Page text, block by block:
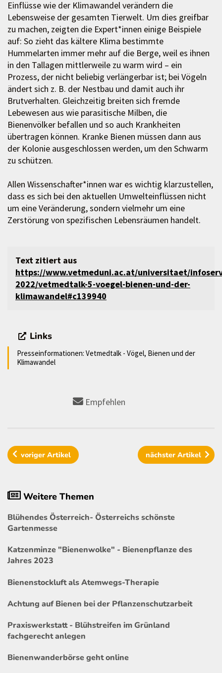
Einflüsse wie der Klimawandel verändern die
Lebensweise der gesamten Tierwelt. Um dies greifbar
zu machen, zeigten die Expert*innen einige Beispiele
auf: So zieht das kältere Klima bestimmte
Hummelarten immer mehr auf die Berge, weil es ihnen
in den Tallagen mittlerweile zu warm wird – ein
Prozess, der nicht beliebig verlängerbar ist; bei Vögeln
ändert sich z. B. der Nestbau und damit auch ihr
Brutverhalten. Gleichzeitig breiten sich fremde
Lebewesen aus wie parasitische Milben, die
Bienenvölker befallen und so auch Krankheiten
übertragen können. Kranke Bienen müssen dann aus
der Kolonie ausgeschlossen werden, um den Schwarm
zu schützen.
Allen Wissenschafter*innen war es wichtig klarzustellen,
dass es sich bei den aktuellen Umwelteinflüssen nicht
um eine Veränderung, sondern vielmehr um eine
Zerstörung von spezifischen Lebensräumen handelt.
Text zitiert aus
https://www.vetmeduni.ac.at/universitaet/
2022/vetmedtalk-5-voegel-bienen-und-der-
klimawandel#c139940
Links
Presseinformationen: Vetmedtalk - Vögel, Bienen und der
Klimawandel
Empfehlen
vorigerArtikel nächster Artikel
Weitere Themen
Blühendes Österreich- Österreichs schönste
Gartenmesse
Katzenminze "Bienenwolke" - Bienenpflanze des
Jahres 2023
Bienenstockluft als Atemwegs-Therapie
Achtung auf Bienen bei der Pflanzenschutzarbeit
Praxiswerkstatt - Blühstreifen im Grünland
fachgerecht anlegen
Bienenwanderbörse geht online